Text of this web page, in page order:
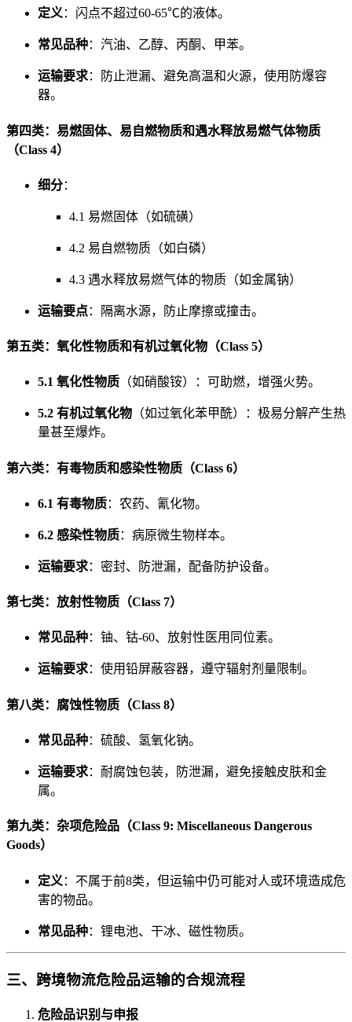
定义 ：闪点不超过60-65℃的液体。
常见品种：汽油、乙醇、丙酮、甲苯。
运输要求：防止泄漏、避免高温和火源，使用防爆容
器。
第四类：易燃固体、易自燃物质和遇水释放易燃气体物质
（Class 4）
细分：
4.1 易燃固体（如硫磺）
4.2 易自燃物质（如白磷）
4.3 遇水释放易燃气体的物质（如金属钠）
运输要点：隔离水源，防止摩擦或撞击。
第五类：氧化性物质和有机过氧化物（Class 5）
5.1 氧化性物质 （如硝酸铵）：可助燃，增强火势。
5.2 有机过氧化物 （如过氧化苯甲酰）：极易分解产生热
量甚至爆炸。
第六类：有毒物质和感染性物质（Class 6）
6.1 有毒物质：农药、氰化物。
6.2 感染性物质：病原微生物样本。
运输要求：密封、防泄漏，配备防护设备。
第七类：放射性物质（Class 7）
常见品种：铀、钴-60、放射性医用同位素。
运输要求：使用铅屏蔽容器，遵守辐射剂量限制。
第八类：腐蚀性物质（Class 8）
常见品种：硫酸、氢氧化钠。
运输要求：耐腐蚀包装，防泄漏，避免接触皮肤和金
属。
第九类：杂项危险品（Class 9: Miscellaneous Dangerous
Goods）
定义 ：不属于前8类，但运输中仍可能对人或环境造成危
害的物品。
常见品种：锂电池、干冰、磁性物质。
三、跨境物流危险品运输的合规流程
危险品识别与申报